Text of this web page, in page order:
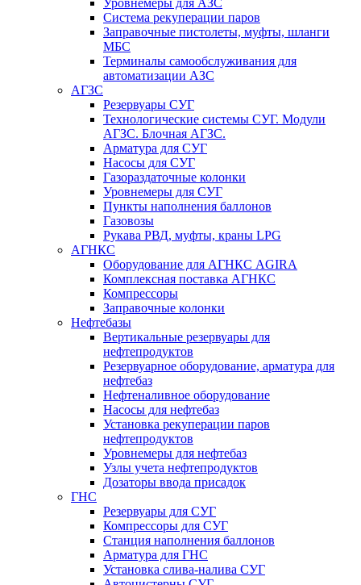
Уровнемеры для АЗС
Система рекуперации паров
Заправочные пистолеты, муфты, шланги
МБС
Терминалы самообслуживания для
автоматизации АЗС
АГЗС
Резервуары СУГ
Технологические системы СУГ. Модули
АГЗС. Блочная АГЗС.
Арматура для СУГ
Насосы для СУГ
Газораздаточные колонки
Уровнемеры для СУГ
Пункты наполнения баллонов
Газовозы
Рукава РВД, муфты, краны LPG
АГНКС
Оборудование для АГНКС AGIRA
Комплексная поставка АГНКС
Компрессоры
Заправочные колонки
Нефтебазы
Вертикальные резервуары для
нефтепродуктов
Резервуарное оборудование, арматура для
нефтебаз
Нефтеналивное оборудование
Насосы для нефтебаз
Установка рекуперации паров
нефтепродуктов
Уровнемеры для нефтебаз
Узлы учета нефтепродуктов
Дозаторы ввода присадок
ГНС
Резервуары для СУГ
Компрессоры для СУГ
Станция наполнения баллонов
Арматура для ГНС
Установка слива-налива СУГ